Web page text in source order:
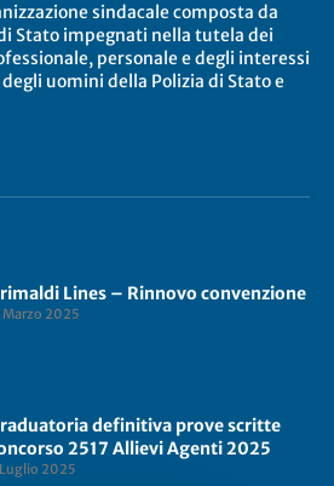
sindacale composta da
Stato impegnati nella tutela dei
personale e degli interessi
uomini della Polizia di Stato e
Lines – Rinnovo convenzione
Marzo 2025
definitiva prove scritte
2517 Allievi Agenti 2025
2025